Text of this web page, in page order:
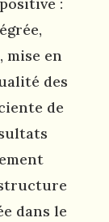
:
mise en
des
de
dans le